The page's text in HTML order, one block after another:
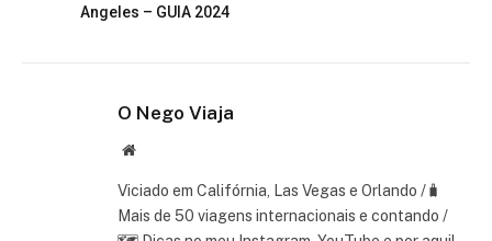
Angeles – GUIA 2024
O Nego Viaja
Website
Viciado em Califórnia, Las Vegas e Orlando /🧳
Mais de 50 viagens internacionais e contando /